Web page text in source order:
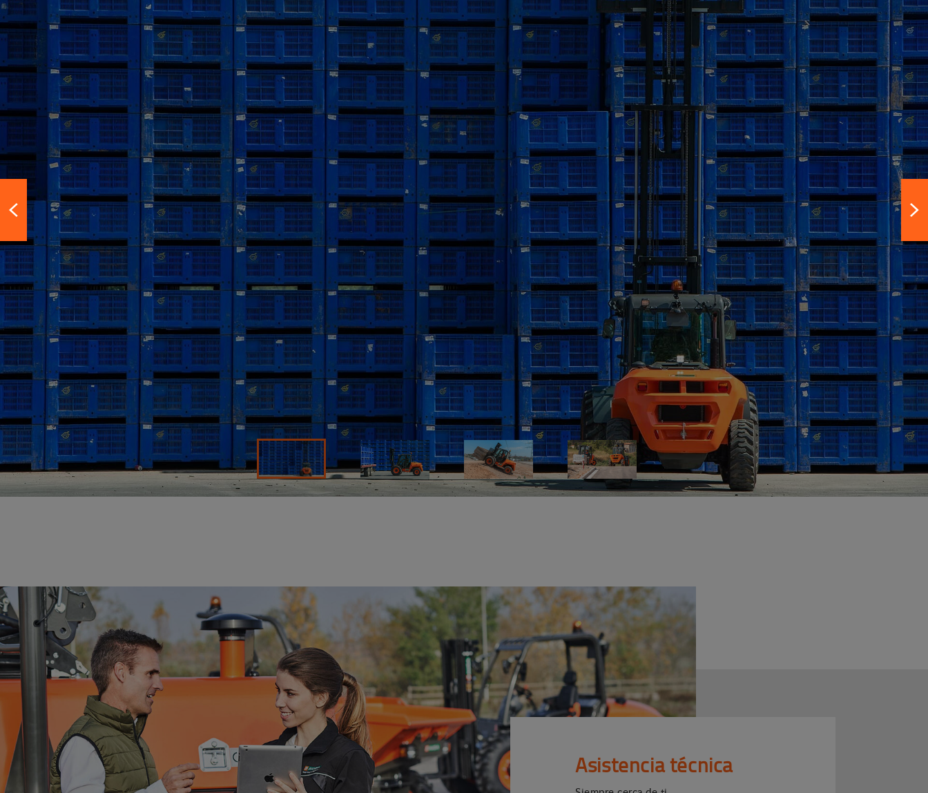
Asistencia técnica